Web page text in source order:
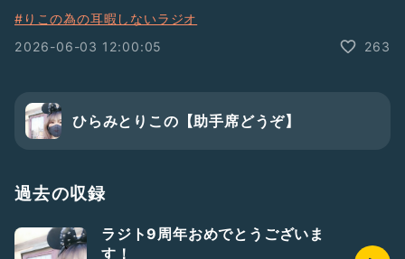
#りこの為の耳暇しないラジオ
2026-06-03 12:00:05
263
ひらみとりこの【助手席どうぞ】
過去の収録
ラジト9周年おめでとうございま
す！